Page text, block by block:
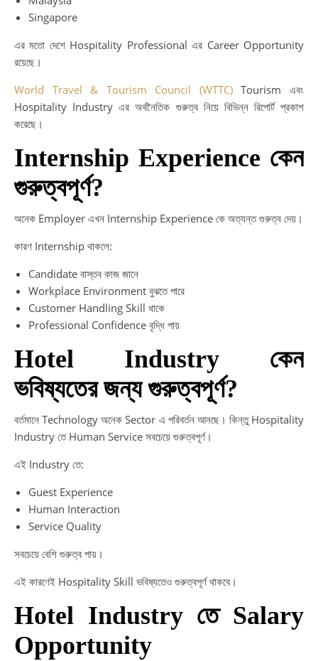
Singapore
এর মতো দেশে Hospitality Professional এর Career Opportunity
রয়েছে।
World Travel & Tourism Council (WTTC)Tourism এবং
Hospitality Industry এর অর্থনৈতিক গুরুত্ব নিয়ে বিভিন্ন রিপোর্ট প্রকাশ
করেছে।
Internship Experience কেন
গুরুত্বপূর্ণ?
অনেক Employer এখন Internship Experience কে অত্যন্ত গুরুত্ব দেয়।
কারণ Internship থাকলে:
Candidate বাস্তব কাজ জানে
Workplace Environment বুঝতে পারে
Customer Handling Skill থাকে
Professional Confidence বৃদ্ধি পায়
Hotel Industry কেন
ভবিষ্যতের জন্য গুরুত্বপূর্ণ?
বর্তমানে Technology অনেক Sector এ পরিবর্তন আনছে। কিন্তু Hospitality
Industry তে Human Service সবচেয়ে গুরুত্বপূর্ণ।
এই Industry তে:
Guest Experience
Human Interaction
Service Quality
সবচেয়ে বেশি গুরুত্ব পায়।
এই কারণেই Hospitality Skill ভবিষ্যতেও গুরুত্বপূর্ণ থাকবে।
Hotel Industry তে Salary
Opportunity